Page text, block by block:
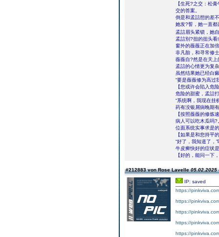
【生死?之交：松
交的答案。
倒是和孟誩想的差
她发?誓，她一直
孟誩眉头紧锁，她
孟誩别?扭的扭头看
窗外的薇薇正在加
非凡胎，和寻常修
薇薇自?然是在天上
孟誩的心情更为复
虽然结果她已经白
“要是薇薇修为高过
【您或许会陷入危
危险的甜蜜，孟誩
“系统啊，我现在挂
药有没银屑病晚期
【按照薇薇的修炼
病人可以吃木瓜吗?
位面系统实事求是
【如果是和您持平
“好了，我知道了，
牛皮癣快好的症状
【好的，能问一下
#212883 von Rose Lavelle05.02.2025
IP: saved
https://
https://
https://
https://
https://